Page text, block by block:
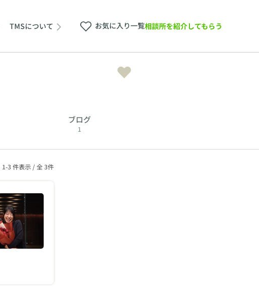
TMSについて お気に入り一覧相談所を紹介してもらう
ブログ
1
1-3 件表示 / 全 3件